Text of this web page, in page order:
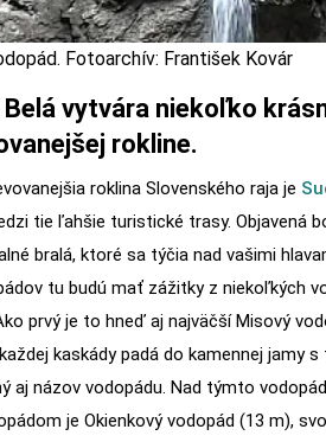
Fotoarchív: František Kovár
vytvára niekoľko
rokline.
roklina Slovenského raja je
tie ľahšie turistické trasy. Objavená
bralá, ktoré sa týčia nad vašimi
tu budú mať zážitky z niekoľkých
prvý je to hneď aj najväčší Misový
kaskády padá do kamennej jamy
aj názov vodopádu. Nad týmto
je Okienkový vodopád (13 m),